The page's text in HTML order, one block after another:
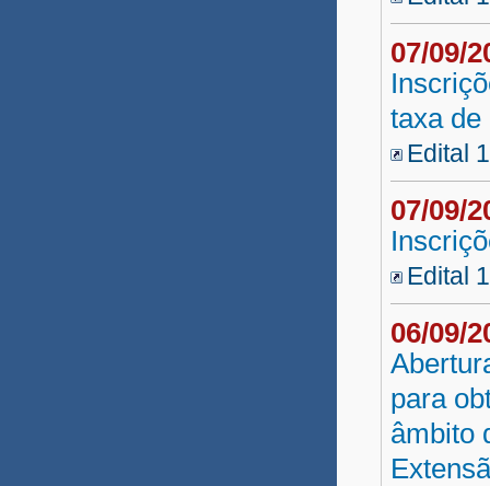
07/09/
taxa de
Edital
07/09/
Edital
06/09/
para
âmbito